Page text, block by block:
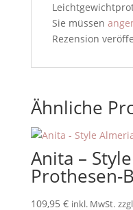
Sie müssen
Rezension
Ähnliche
Anita –
Prothesen-
109,95 € inkl. MwSt.